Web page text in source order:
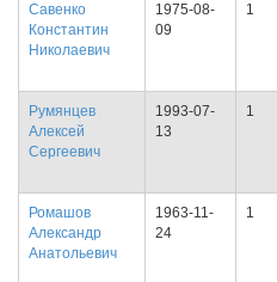
Савенко
Константин
Николаевич
1975-08-
09
1
Румянцев
Алексей
Сергеевич
1993-07-
13
1
Ромашов
Александр
Анатольевич
1963-11-
24
1